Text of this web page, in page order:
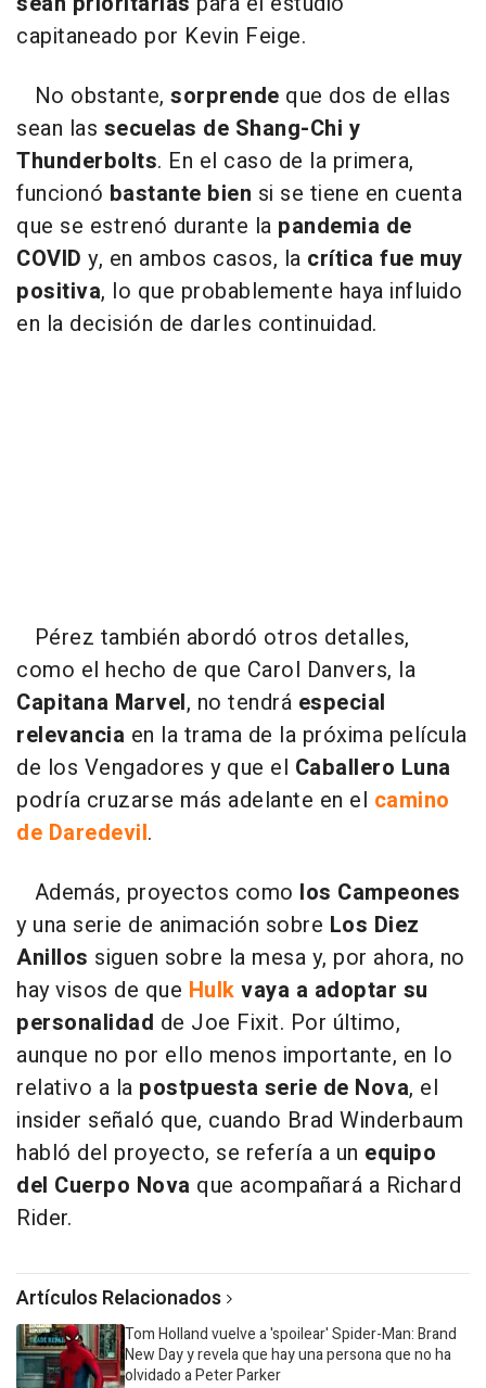
capitaneado por Kevin Feige.
No obstante, sorprende que dos de ellas
sean las secuelas de Shang-Chi y
Thunderbolts. En el caso de la primera,
funcionó bastante bien si se tiene en cuenta
que se estrenó durante la pandemia de
COVID y, en ambos casos, la crítica fue muy
positiva, lo que probablemente haya influido
en la decisión de darles continuidad.
Pérez también abordó otros detalles,
como el hecho de que Carol Danvers, la
Capitana Marvel, no tendrá especial
relevancia en la trama de la próxima película
de los Vengadores y que el Caballero Luna
podría cruzarse más adelante en el camino
de Daredevil.
Además, proyectos como los Campeones
y una serie de animación sobre Los Diez
Anillos siguen sobre la mesa y, por ahora, no
hay visos de que Hulk vaya a adoptar su
personalidad de Joe Fixit. Por último,
aunque no por ello menos importante, en lo
relativo a la postpuesta serie de Nova, el
insider señaló que, cuando Brad Winderbaum
habló del proyecto, se refería a un equipo
del Cuerpo Nova que acompañará a Richard
Rider.
Artículos Relacionados
Tom Holland vuelve a 'spoilear' Spider-Man: Brand
New Day y revela que hay una persona que no ha
olvidado a Peter Parker